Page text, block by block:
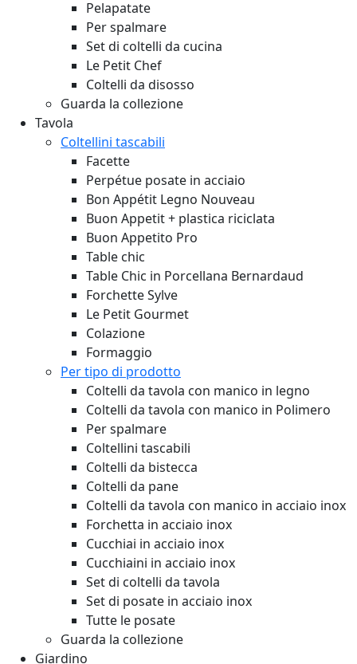
Pelapatate
Per spalmare
Set di coltelli da cucina
Le Petit Chef
Coltelli da disosso
Guarda la collezione
Tavola
Coltellini tascabili
Facette
Perpétue posate in acciaio
Bon Appétit Legno Nouveau
Buon Appetit + plastica riciclata
Buon Appetito Pro
Table chic
Table Chic in Porcellana Bernardaud
Forchette Sylve
Le Petit Gourmet
Colazione
Formaggio
Per tipo di prodotto
Coltelli da tavola con manico in legno
Coltelli da tavola con manico in Polimero
Per spalmare
Coltellini tascabili
Coltelli da bistecca
Coltelli da pane
Coltelli da tavola con manico in acciaio inox
Forchetta in acciaio inox
Cucchiai in acciaio inox
Cucchiaini in acciaio inox
Set di coltelli da tavola
Set di posate in acciaio inox
Tutte le posate
Guarda la collezione
Giardino